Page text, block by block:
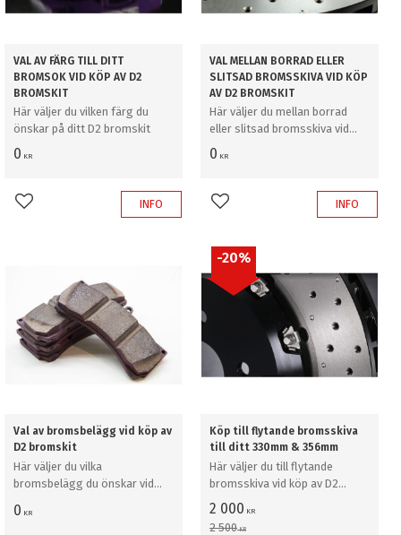
VAL AV FÄRG TILL DITT
BROMSOK VID KÖP AV D2
BROMSKIT
Här väljer du vilken färg du
önskar på ditt D2 bromskit
0 KR
Lägg till i favoriterINFO
VAL MELLAN BORRAD ELLER
SLITSAD BROMSSKIVA VID KÖP
AV D2 BROMSKIT
Här väljer du mellan borrad
eller slitsad bromsskiva vid
köp av D2 bromskit
0 KR
Lägg till i favoriterINFO
Val av bromsbelägg vid köp av
D2 bromskit
Här väljer du vilka
bromsbelägg du önskar vid
0 KR
Köp till flytande bromsskiva
till ditt 330mm & 356mm
Här väljer du till flytande
bromsskiva vid köp av D2
bromskit
2 000 KR
2 500KR
20%